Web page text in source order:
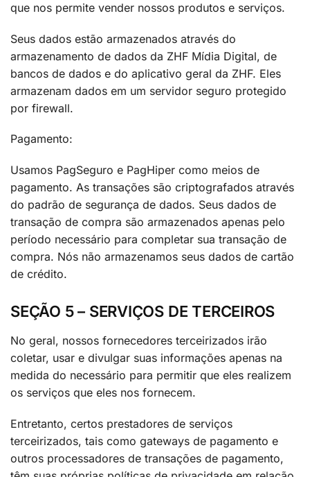
que nos permite vender nossos produtos e serviços.
Seus dados estão armazenados através do
armazenamento de dados da ZHF Mídia Digital, de
bancos de dados e do aplicativo geral da ZHF. Eles
armazenam dados em um servidor seguro protegido
por firewall.
Pagamento:
Usamos PagSeguro e PagHiper como meios de
pagamento. As transações são criptografados através
do padrão de segurança de dados. Seus dados de
transação de compra são armazenados apenas pelo
período necessário para completar sua transação de
compra. Nós não armazenamos seus dados de cartão
de crédito.
SEÇÃO 5 – SERVIÇOS DE TERCEIROS
No geral, nossos fornecedores terceirizados irão
coletar, usar e divulgar suas informações apenas na
medida do necessário para permitir que eles realizem
os serviços que eles nos fornecem.
Entretanto, certos prestadores de serviços
terceirizados, tais como gateways de pagamento e
outros processadores de transações de pagamento,